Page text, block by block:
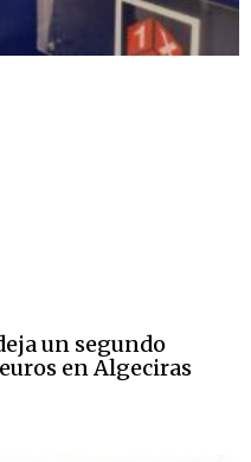
un segundo
en Algeciras